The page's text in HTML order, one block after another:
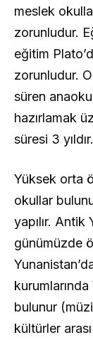
meslek
zorunludur.
eğitim
zorunludur.
süren
hazırlamak
süresi 3 yıldır.
Yüksek orta
okullar
yapılır.
günümüzde
bulunur
kültürler